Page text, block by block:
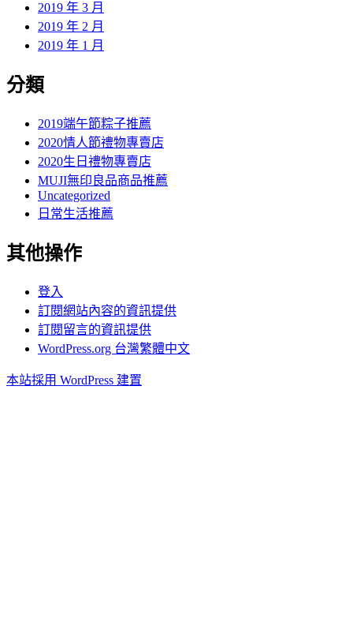
2019 年 3 月
2019 年 2 月
2019 年 1 月
分類
2019端午節粽子推薦
2020情人節禮物專賣店
2020生日禮物專賣店
MUJI無印良品商品推薦
Uncategorized
日常生活推薦
其他操作
登入
訂閱網站內容的資訊提供
訂閱留言的資訊提供
WordPress.org 台灣繁體中文
本站採用 WordPress 建置